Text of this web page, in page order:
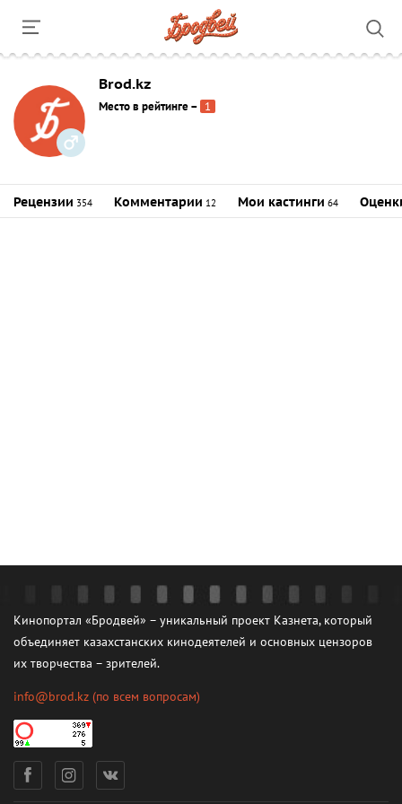
Brod.kz
Место в рейтинге– 1
Рецензии 354 Комментарии 12 Мои кастинги 64
Кинопортал «Бродвей» – уникальный проект Казнета, который
объединяет казахстанских кинодеятелей и основных цензоров
их творчества – зрителей.
info@brod.kz (по всем вопросам)